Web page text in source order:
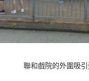
聯和戲院的外圍吸引